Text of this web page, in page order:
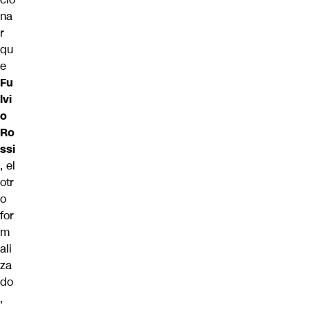
na
r
qu
e
Fu
lvi
o
Ro
ssi
, el
otr
o
for
m
ali
za
do
,